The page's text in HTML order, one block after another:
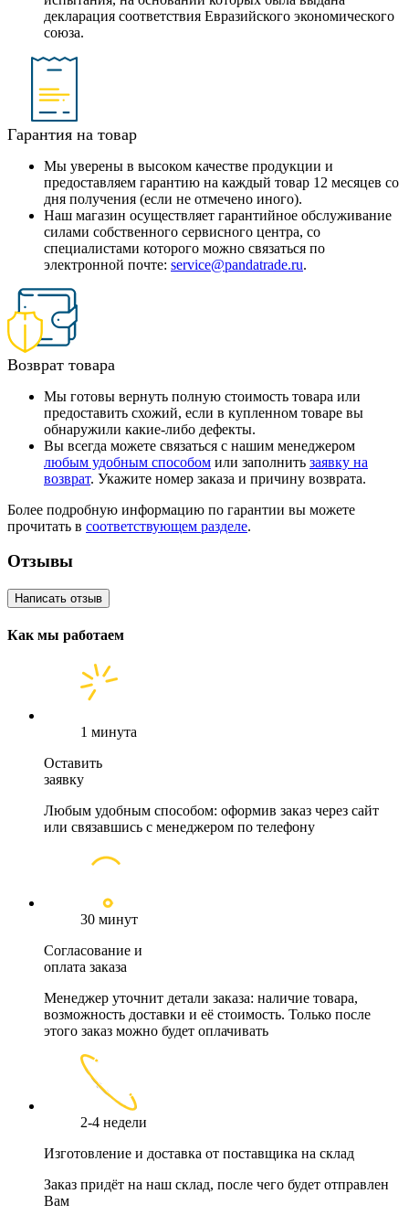
декларация соответствия Евразийского экономического
союза.
Гарантия на товар
Мы уверены в высоком качестве продукции и
предоставляем гарантию на каждый товар 12 месяцев со
дня получения (если не отмечено иного).
Наш магазин осуществляет гарантийное обслуживание
силами собственного сервисного центра, со
специалистами которого можно связаться по
электронной почте: service@pandatrade.ru.
Возврат товара
Мы готовы вернуть полную стоимость товара или
предоставить схожий, если в купленном товаре вы
обнаружили какие-либо дефекты.
Вы всегда можете связаться с нашим менеджером
любым удобным способом или заполнить заявку на
возврат. Укажите номер заказа и причину возврата.
Более подробную информацию по гарантии вы можете
прочитать в соответствующем разделе.
Отзывы
Написать отзыв
Как мы работаем
1 минута
Оставить
заявку
Любым удобным способом: оформив заказ через сайт
или связавшись с менеджером по телефону
30 минут
Согласование и
оплата заказа
Менеджер уточнит детали заказа: наличие товара,
возможность доставки и её стоимость. Только после
этого заказ можно будет оплачивать
2-4 недели
Изготовление и доставка от поставщика на склад
Заказ придёт на наш склад, после чего будет отправлен
Вам